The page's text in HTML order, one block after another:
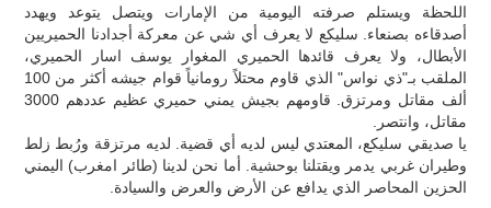
اللحظة ويستلم صرفته اليومية من الإمارات ويتصل يتوعد ويهدد
أصدقاءه بصنعاء. سليكع لا يعرف أي شي عن معركة أجدادنا الحميريين
الأبطال، ولا يعرف قائدها الحميري المغوار يوسف اسار الحميري،
الملقب بـ"ذي نواس" الذي قاوم محتلاً رومانياً قوام جيشه أكثر من 100
ألف مقاتل ومرتزق. قاومهم بجيش يمني حميري عظيم عددهم 3000
مقاتل، وانتصر.
يا صديقي سليكع، المعتدي ليس لديه أي قضية. لديه مرتزقة ورُبط زلط
وطيران غربي يدمر ويقتلنا بوحشية. أما نحن لدينا (طائر امغرب) اليمني
الحزين المحاصر الذي يدافع عن الأرض والعرض والسيادة.